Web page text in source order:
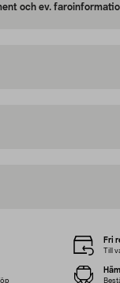
och ev.
Fri
Till